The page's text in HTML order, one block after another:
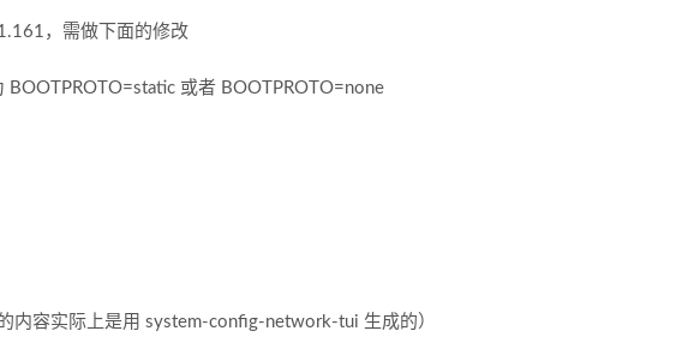
，需做下面的修改
BOOTPROTO=static 或者 BOOTPROTO=none
内容实际上是用 system-config-network-tui 生成的）